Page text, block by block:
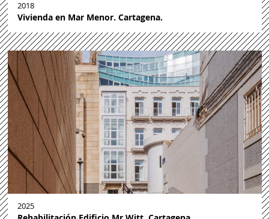
2018
Vivienda en Mar Menor. Cartagena.
2025